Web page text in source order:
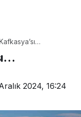
2024, 16:24